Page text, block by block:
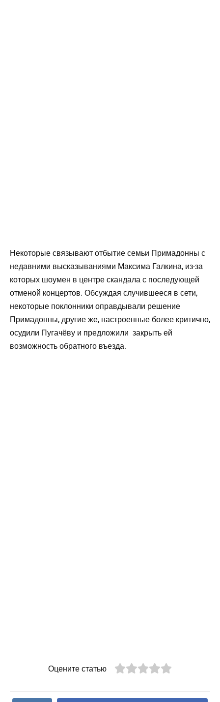
Некоторые связывают отбытие семьи Примадонны с
недавними высказываниями Максима Галкина, из-за
которых шоумен в центре скандала с последующей
отменой концертов. Обсуждая случившееся в сети,
некоторые поклонники оправдывали решение
Примадонны, другие же, настроенные более критично,
осудили Пугачёву и предложили закрыть ей
возможность обратного въезда.
Оцените статью